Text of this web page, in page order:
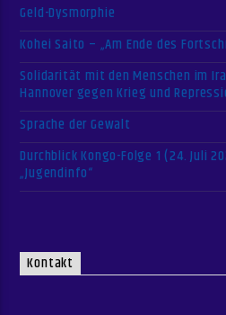
Geld-Dysmorphie
Kohei Saito – „Am Ende des
Solidarität mit den Menschen im
Hannover gegen Krieg und
Sprache der Gewalt
Durchblick Kongo-Folge 1 (24. Juli
„Jugendinfo“
Kontakt